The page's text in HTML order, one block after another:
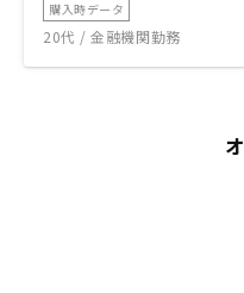
購入時データ
20代 / 金融機関勤務